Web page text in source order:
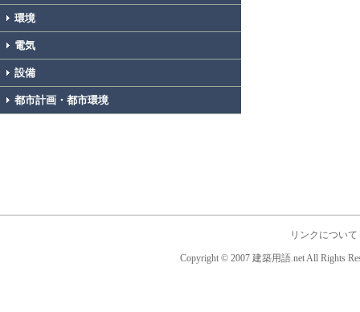
環境
電気
設備
都市計画・都市環境
リンクについて
Copyright © 2007 建築用語.net All Rights